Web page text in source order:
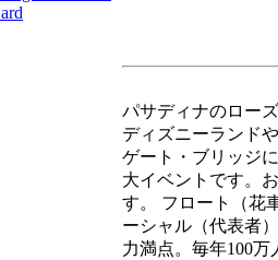
パサディナのロー
ディズニーランド
ゲート・ブリッジ
大イベントです。
す。 フロート（花
ーシャル（代表者
力満点。毎年100万